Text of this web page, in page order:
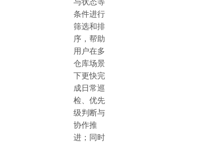
与状态等
条件进行
筛选和排
序，帮助
用户在多
仓库场景
下更快完
成日常巡
检、优先
级判断与
协作推
进；同时